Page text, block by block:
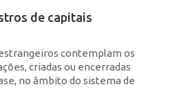
de capitais
contemplam os
criadas ou encerradas
no âmbito do sistema de